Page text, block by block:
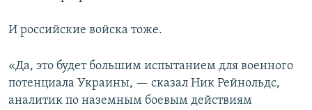
И российские войска тоже.
«Да, это будет большим испытанием для военного
потенциала Украины, — сказал Ник Рейнольдс,
аналитик по наземным боевым действиям